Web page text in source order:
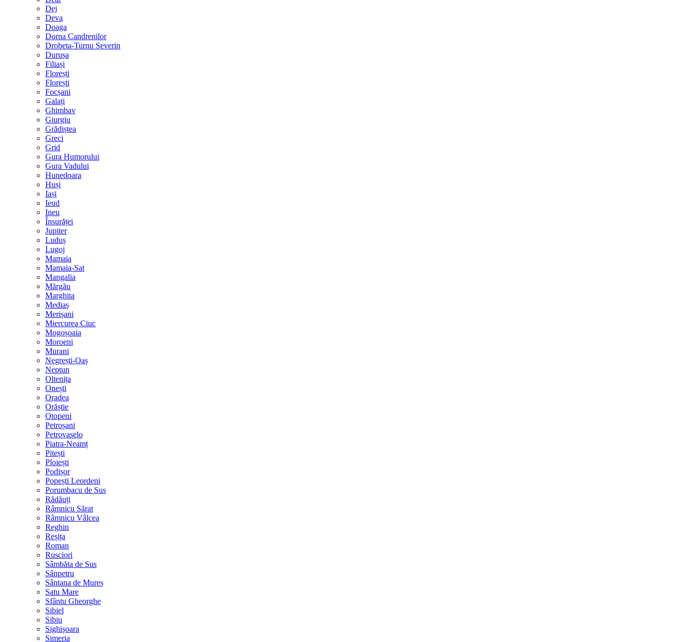
Dej
Deva
Doaga
Dorna Candrenilor
Drobeta-Turnu Severin
Durușa
Filiași
Florești
Florești
Focșani
Galați
Ghimbav
Giurgiu
Grădiștea
Greci
Grid
Gura Humorului
Gura Vadului
Hunedoara
Huși
Iași
Ieud
Ineu
Însurăței
Jupiter
Luduș
Lugoj
Mamaia
Mamaia-Sat
Mangalia
Mărgău
Marghita
Mediaș
Merișani
Miercurea Ciuc
Mogoșoaia
Moroeni
Murani
Negrești-Oaș
Neptun
Oltenița
Onești
Oradea
Orăștie
Otopeni
Petroșani
Petrovaselo
Piatra-Neamț
Pitești
Ploiești
Podișor
Popești Leordeni
Porumbacu de Sus
Rădăuți
Râmnicu Sărat
Râmnicu Vâlcea
Reghin
Reșița
Roman
Rusciori
Sâmbăta de Sus
Sânpetru
Sântana de Mureș
Satu Mare
Sfântu Gheorghe
Sibiel
Sibiu
Sighișoara
Simeria